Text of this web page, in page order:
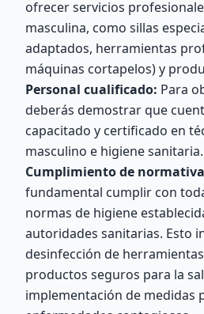
ofrecer servicios
masculina, como sillas
adaptados, herramientas
máquinas cortapelos) y
Personal cualificado: Para
deberás demostrar que
capacitado y certificado en
masculino e higiene sanitaria.
Cumplimiento de
fundamental cumplir con
normas de higiene
autoridades sanitarias. Esto
desinfección de
productos seguros para la
implementación de medidas